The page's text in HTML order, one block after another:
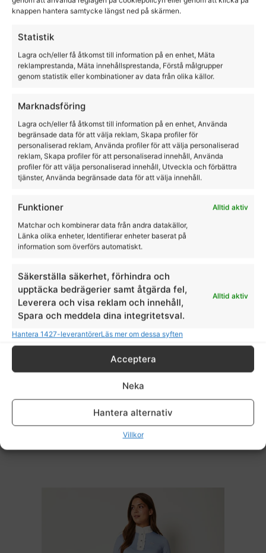
knappen hantera samtycke längst ned på skärmen.
Statistik
Lagra och/eller få åtkomst till information på en enhet, Mäta
reklamprestanda, Mäta innehållsprestanda, Förstå målgrupper
genom statistik eller kombinationer av data från olika källor.
Marknadsföring
Lagra och/eller få åtkomst till information på en enhet, Använda
begränsade data för att välja reklam, Skapa profiler för
personaliserad reklam, Använda profiler för att välja personaliserad
reklam, Skapa profiler för att personaliserad innehåll, Använda
profiler för att välja personaliserad innehåll, Utveckla och förbättra
tjänster, Använda begränsade data för att välja innehåll.
Funktioner
Alltid aktiv
Matchar och kombinerar data från andra datakällor,
Länka olika enheter, Identifierar enheter baserat på
information som överförs automatiskt.
Säkerställa säkerhet, förhindra och
upptäcka bedrägerier samt åtgärda fel,
Leverera och visa reklam och innehåll,
Spara och meddela dina integritetsval.
Alltid aktiv
Hantera 1427-leverantörerLäs mer om dessa syften
Acceptera
Neka
Hantera alternativ
Villkor
Långa Chaps i Skinn
2995,00kr
Kingsland
999,00